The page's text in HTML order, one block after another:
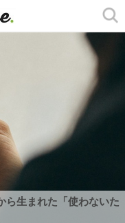
ら生まれた「使わないた